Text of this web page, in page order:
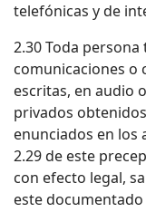
telefónicas y de
2.30 Toda
comunicaciones o
escritas, en audio
privados
enunciados en los
2.29 de este
con efecto legal,
este